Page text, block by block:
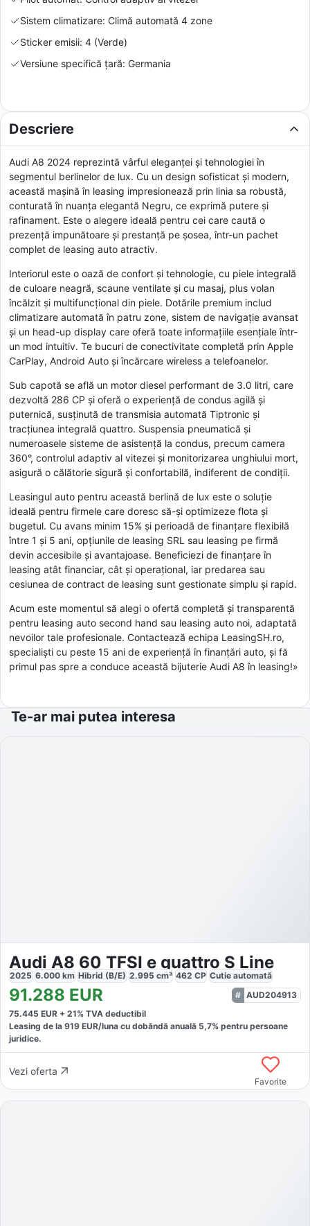
Sistem climatizare: Climă automată 4 zone
Sticker emisii: 4 (Verde)
Versiune specifică țară: Germania
Descriere
Audi A8 2024 reprezintă vârful eleganței și tehnologiei în
segmentul berlinelor de lux. Cu un design sofisticat și modern,
această mașină în leasing impresionează prin linia sa robustă,
conturată în nuanța elegantă Negru, ce exprimă putere și
rafinament. Este o alegere ideală pentru cei care caută o
prezență impunătoare și prestanță pe șosea, într-un pachet
complet de leasing auto atractiv.
Interiorul este o oază de confort și tehnologie, cu piele integrală
de culoare neagră, scaune ventilate și cu masaj, plus volan
încălzit și multifuncțional din piele. Dotările premium includ
climatizare automată în patru zone, sistem de navigație avansat
și un head-up display care oferă toate informațiile esențiale într-
un mod intuitiv. Te bucuri de conectivitate completă prin Apple
CarPlay, Android Auto și încărcare wireless a telefoanelor.
Sub capotă se află un motor diesel performant de 3.0 litri, care
dezvoltă 286 CP și oferă o experiență de condus agilă și
puternică, susținută de transmisia automată Tiptronic și
tracțiunea integrală quattro. Suspensia pneumatică și
numeroasele sisteme de asistență la condus, precum camera
360°, controlul adaptiv al vitezei și monitorizarea unghiului mort,
asigură o călătorie sigură și confortabilă, indiferent de condiții.
Leasingul auto pentru această berlină de lux este o soluție
ideală pentru firmele care doresc să-și optimizeze flota și
bugetul. Cu avans minim 15% și perioadă de finanțare flexibilă
între 1 și 5 ani, opțiunile de leasing SRL sau leasing pe firmă
devin accesibile și avantajoase. Beneficiezi de finanțare în
leasing atât financiar, cât și operațional, iar predarea sau
cesiunea de contract de leasing sunt gestionate simplu și rapid.
Acum este momentul să alegi o ofertă completă și transparentă
pentru leasing auto second hand sau leasing auto noi, adaptată
nevoilor tale profesionale. Contactează echipa LeasingSH.ro,
specialiști cu peste 15 ani de experiență în finanțări auto, și fă
primul pas spre a conduce această bijuterie Audi A8 în leasing!»
Te-ar mai putea interesa
Audi A8 60 TFSI e quattro S Line
2025 6.000 km Hibrid (B/E) 2.995 cm³ 462 CP Cutie automată
91.288 EUR
AUD204913
75.445 EUR + 21% TVA deductibil
Leasing de la 919 EUR/luna cu dobăndă anuală 5,7% pentru persoane
juridice.
Vezi oferta
Favorite